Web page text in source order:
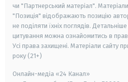
чи "Партнерський матеріал".
"Позиція" відображають позицію
не поділяти їхніх поглядів.
цитування можна ознайомитись в
Усі права захищені. Матеріали сайту
року (21+)
Онлайн-медіа «24 Канал»